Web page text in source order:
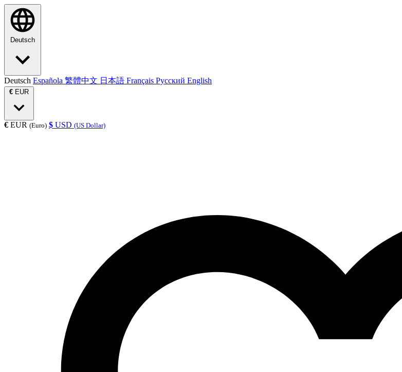
Deutsch
Deutsch Española 繁體中文 日本語 Français Русский English
€ EUR
€ EUR (Euro) $ USD (US Dollar)